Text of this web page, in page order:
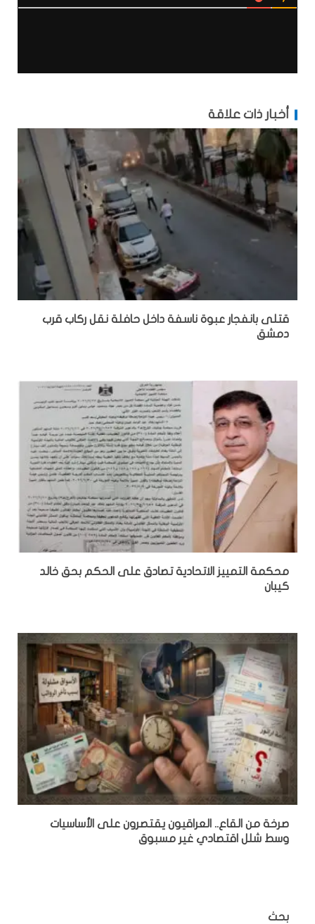
أخبار ذات علاقة
قتلى بانفجار عبوة ناسفة داخل حافلة نقل ركاب قرب
دمشق
محكمة التمييز الاتحادية تصادق على الحكم بحق خالد
كيبان
صرخة من القاع.. العراقيون يقتصرون على الأساسيات
وسط شلل اقتصادي غير مسبوق
بحث